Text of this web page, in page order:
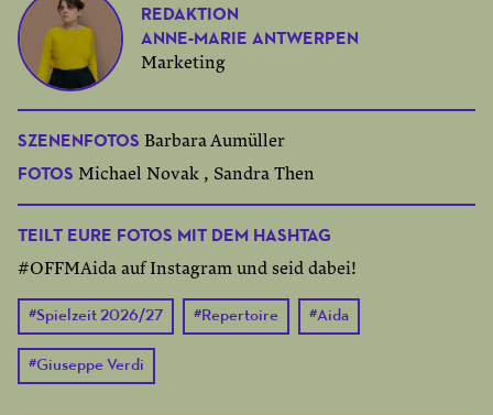
REDAKTION
ANNE-MARIE ANTWERPEN
Marketing
SZENENFOTOS Barbara Aumüller
FOTOS Michael Novak , Sandra Then
TEILT EURE FOTOS MIT DEM HASHTAG
#OFFMAida auf Instagram und seid dabei!
#Spielzeit 2026/27 #Repertoire #Aida
#Giuseppe Verdi